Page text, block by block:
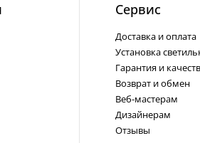
Cервис
Доставка и оплата
Установка
Гарантия и
Возврат и обмен
Веб-мастерам
Дизайнерам
Отзывы